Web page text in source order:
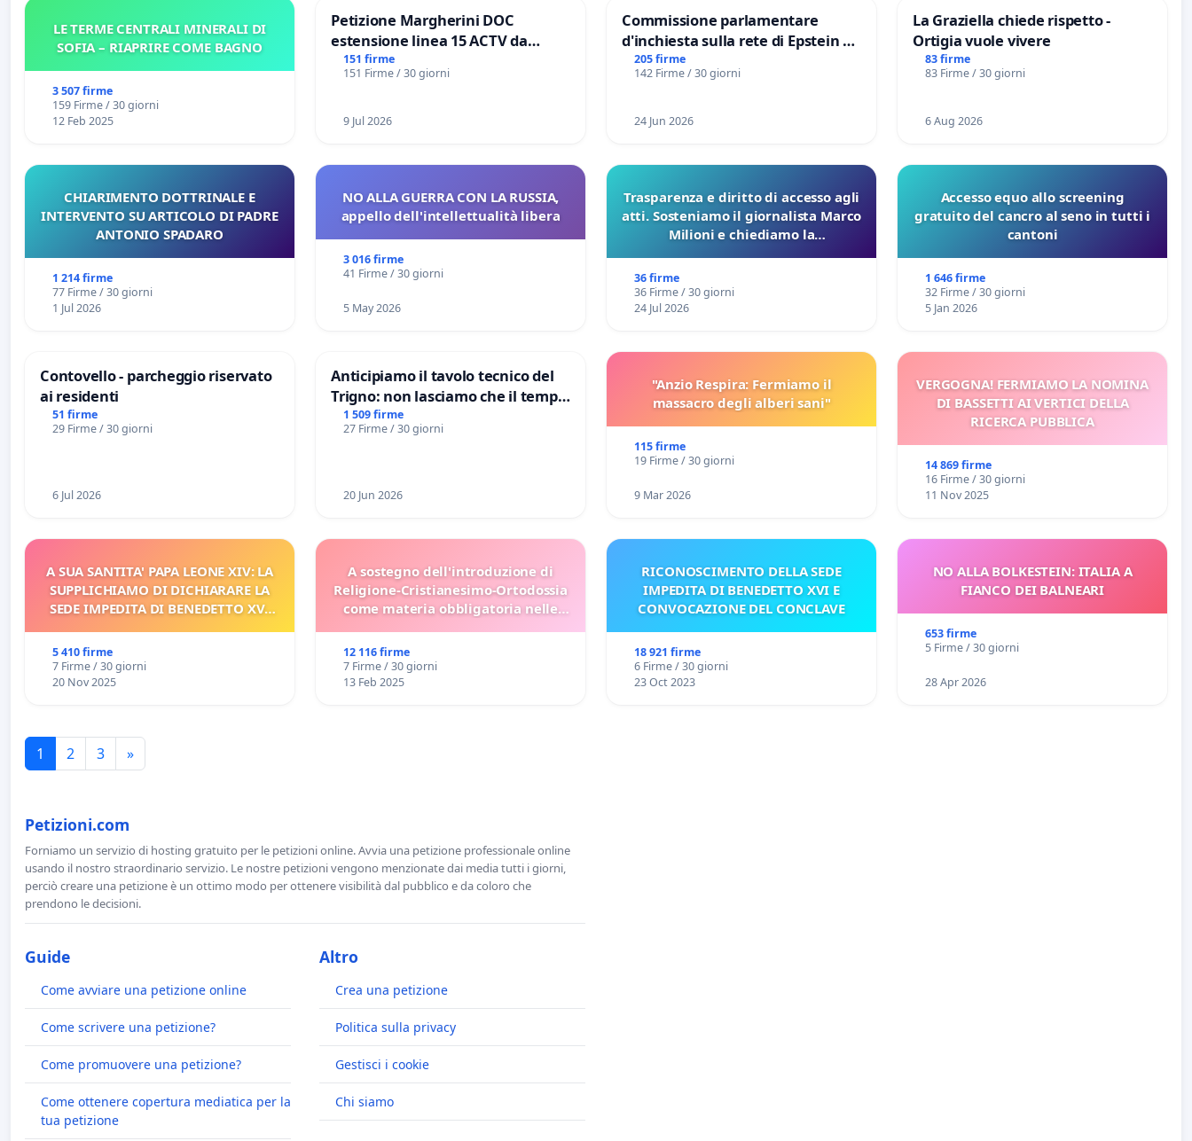
LE TERME CENTRALI MINERALI DI
SOFIA – RIAPRIRE COME BAGNO
3 507 firme
159 Firme / 30 giorni
12 Feb 2025
Petizione Margherini DOC
estensione linea 15 ACTV da
Marghera P.zza S. Antonio
all'aeroporto Marco Polo tariffa a
151 firme
151 Firme / 30 giorni
9 Jul 2026
Commissione parlamentare
d'inchiesta sulla rete di Epstein e
del Mossad: verità sugli Epstein
Files
205 firme
142 Firme / 30 giorni
24 Jun 2026
La Graziella chiede rispetto -
Ortigia vuole vivere
83 firme
83 Firme / 30 giorni
6 Aug 2026
CHIARIMENTO DOTTRINALE E
INTERVENTO SU ARTICOLO DI PADRE
ANTONIO SPADARO
1 214 firme
77 Firme / 30 giorni
1 Jul 2026
NO ALLA GUERRA CON LA RUSSIA,
appello dell'intellettualità libera
3 016 firme
41 Firme / 30 giorni
5 May 2026
Trasparenza e diritto di accesso agli
atti. Sosteniamo il giornalista Marco
Milioni e chiediamo la
sulla Pedemontana Veneta
36 firme
36 Firme / 30 giorni
24 Jul 2026
Accesso equo allo screening
gratuito del cancro al seno in tutti i
cantoni
1 646 firme
32 Firme / 30 giorni
5 Jan 2026
Contovello - parcheggio riservato
ai residenti
51 firme
29 Firme / 30 giorni
6 Jul 2026
Anticipiamo il tavolo tecnico del
Trigno: non lasciamo che il tempo
rallenti le ricerche di Domenico
Racanati
1 509 firme
27 Firme / 30 giorni
20 Jun 2026
"Anzio Respira: Fermiamo il
massacro degli alberi sani"
115 firme
19 Firme / 30 giorni
9 Mar 2026
VERGOGNA! FERMIAMO LA NOMINA
DI BASSETTI AI VERTICI DELLA
RICERCA PUBBLICA
14 869 firme
16 Firme / 30 giorni
11 Nov 2025
A SUA SANTITA' PAPA LEONE XIV: LA
SUPPLICHIAMO DI DICHIARARE LA
SEDE IMPEDITA DI BENEDETTO XVI
5 410 firme
7 Firme / 30 giorni
20 Nov 2025
A sostegno dell'introduzione di
Religione-Cristianesimo-Ortodossia
come materia obbligatoria nelle
12 116 firme
7 Firme / 30 giorni
13 Feb 2025
RICONOSCIMENTO DELLA SEDE
IMPEDITA DI BENEDETTO XVI E
CONVOCAZIONE DEL CONCLAVE
18 921 firme
6 Firme / 30 giorni
23 Oct 2023
NO ALLA BOLKESTEIN: ITALIA A
FIANCO DEI BALNEARI
653 firme
5 Firme / 30 giorni
28 Apr 2026
1 2 3 »
Petizioni.com
Forniamo un servizio di hosting gratuito per le petizioni online. Avvia una petizione professionale online
usando il nostro straordinario servizio. Le nostre petizioni vengono menzionate dai media tutti i giorni,
perciò creare una petizione è un ottimo modo per ottenere visibilità dal pubblico e da coloro che
prendono le decisioni.
Guide
Come avviare una petizione online
Come scrivere una petizione?
Come promuovere una petizione?
Come ottenere copertura mediatica per la
tua petizione
Altro
Crea una petizione
Politica sulla privacy
Gestisci i cookie
Chi siamo